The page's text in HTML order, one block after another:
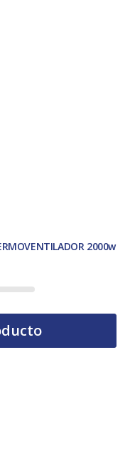
2000w